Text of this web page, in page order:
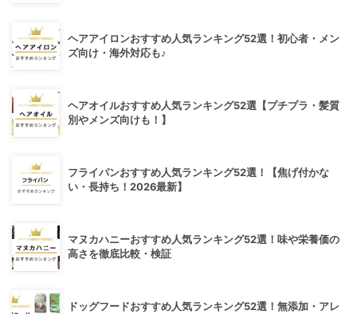
ヘアアイロンおすすめ人気ランキング52選！初心者・メン
ズ向け・海外対応も♪
ヘアオイルおすすめ人気ランキング52選【プチプラ・髪質
別やメンズ向けも！】
フライパンおすすめ人気ランキング52選！【焦げ付かな
い・長持ち！2026最新】
マヌカハニーおすすめ人気ランキング52選！味や栄養価の
高さを徹底比較・検証
ドッグフードおすすめ人気ランキング52選！無添加・アレ